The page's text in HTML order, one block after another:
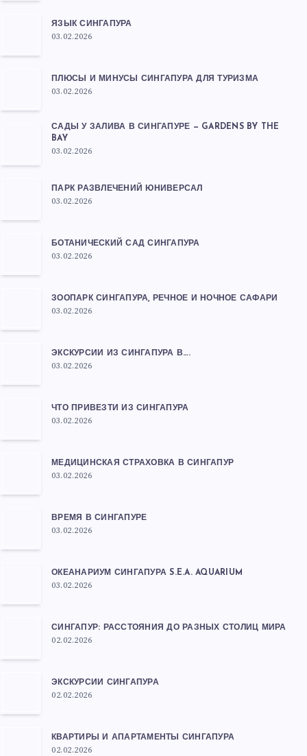
ЯЗЫК СИНГАПУРА
03.02.2026
ПЛЮСЫ И МИНУСЫ СИНГАПУРА ДЛЯ ТУРИЗМА
03.02.2026
САДЫ У ЗАЛИВА В СИНГАПУРЕ — GARDENS BY THE
BAY
03.02.2026
ПАРК РАЗВЛЕЧЕНИЙ ЮНИВЕРСАЛ
03.02.2026
БОТАНИЧЕСКИЙ САД СИНГАПУРА
03.02.2026
ЗООПАРК СИНГАПУРА, РЕЧНОЕ И НОЧНОЕ САФАРИ
03.02.2026
ЭКСКУРСИИ ИЗ СИНГАПУРА В….
03.02.2026
ЧТО ПРИВЕЗТИ ИЗ СИНГАПУРА
03.02.2026
МЕДИЦИНСКАЯ СТРАХОВКА В СИНГАПУР
03.02.2026
ВРЕМЯ В СИНГАПУРЕ
03.02.2026
ОКЕАНАРИУМ СИНГАПУРА S.E.A. AQUARIUM
03.02.2026
СИНГАПУР: РАССТОЯНИЯ ДО РАЗНЫХ СТОЛИЦ МИРА
02.02.2026
ЭКСКУРСИИ СИНГАПУРА
02.02.2026
КВАРТИРЫ И АПАРТАМЕНТЫ СИНГАПУРА
02.02.2026